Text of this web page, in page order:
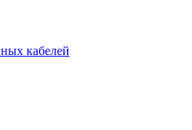
кабелей